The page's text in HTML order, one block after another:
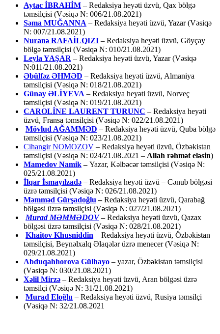
Aytac İBRAHİM – Redaksiya heyəti üzvü, Qax bölgə
təmsilçisi (Vəsiqə N: 006/21.08.2021)
Səma MUĞANNA – Redaksiya heyəti üzvü, Yazar (Vəsiqə
N: 007/21.08.2021)
Nuranə RAFAİLQIZI – Redaksiya heyəti üzvü, Göyçay
bölgə təmsilçisi (Vəsiqə N: 010/21.08.2021)
Leyla YAŞAR – Redaksiya heyəti üzvü, Yazar (Vəsiqə
N:011/21.08.2021)
Əbülfəz ƏHMƏD – Redaksiya heyəti üzvü, Almaniya
təmsilçisi (Vəsiqə N: 018/21.08.2021)
Günay ƏLİYEVA – Redaksiya heyəti üzvü, Norveç
təmsilçisi (Vəsiqə N: 019/21.08.2021)
CAROLİNE LAURENT TURUNC – Redaksiya heyəti
üzvü, Fransa təmsilçisi (Vəsiqə N: 022/21.08.2021)
Mövlud AĞAMMƏD – Redaksiya heyəti üzvü, Quba bölgə
təmsilçisi (Vəsiqə N: 023/21.08.2021)
Cihangir NOMOZOV – Redaksiya heyəti üzvü, Özbəkistan
təmsilçisi (Vəsiqə N: 024/21.08.2021 – Allah rəhmət eləsin)
Mamedov Namik–Yazar, Kəlbəcər təmsilçisi (Vəsiqə N:
025/21.08.2021)
İlqar İsmayılzadə – Redaksiya heyəti üzvü – Cənub bölgəsi
üzrə təmsilçisi (Vəsiqə N: 026/21.08.2021)
Məmməd Gürşadoğlu –Redaksiya heyəti üzvü, Qarabağ
bölgəsi üzrə təmsilçisi (Vəsiqə N: 027/21.08.2021)
Murad MƏMMƏDOV –Redaksiya heyəti üzvü, Qazax
bölgəsi üzrə təmsilçisi (Vəsiqə N: 028/21.08.2021)
Khaitov Khusniddin – Redaksiya heyəti üzvü, Özbəkistan
təmsilçisi, Beynəlxalq Əlaqələr üzrə menecer (Vəsiqə N:
029/21.08.2021)
Abduqahhorova Gülhayo – yazar, Özbəkistan təmsilçisi
(Vəsiqə N: 030/21.08.2021)
Xəlil Mirzə – Redaksiya heyəti üzvü, Aran bölgəsi üzrə
təmsilçi (Vəsiqə N: 31/21.08.2021)
Murad Eloğlu – Redaksiya heyəti üzvü, Rusiya təmsilçi
(Vəsiqə N: 32/21.08.2021